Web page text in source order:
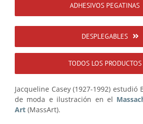
ADHESIVOS PEGATINAS
DESPLEGABLES
TODOS LOS PRODUCTOS
Jacqueline Casey (1927-1992) estudió
de moda e ilustración en el
Art (MassArt).